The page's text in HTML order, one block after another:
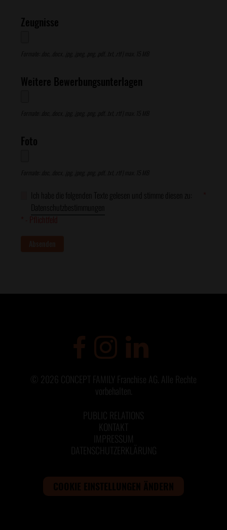
Zeugnisse
Formate: .doc, .docx, .jpg, .jpeg, .png, .pdf, .txt, .rtf | max. 15 MB
Weitere Bewerbungsunterlagen
Formate: .doc, .docx, .jpg, .jpeg, .png, .pdf, .txt, .rtf | max. 15 MB
Foto
Formate: .doc, .docx, .jpg, .jpeg, .png, .pdf, .txt, .rtf | max. 15 MB
Ich habe die folgenden Texte gelesen und stimme diesen zu:
Datenschutzbestimmungen
* - Pflichtfeld
© 2026 CONCEPT FAMILY Franchise AG. Alle Rechte
vorbehalten.
PUBLIC RELATIONS
KONTAKT
IMPRESSUM
DATENSCHUTZERKLÄRUNG